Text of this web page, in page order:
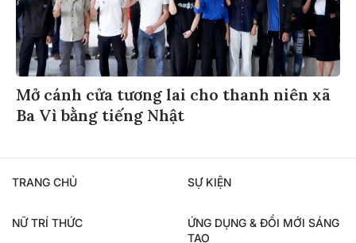
Mở cánh cửa tương lai cho thanh niên xã
Ba Vì bằng tiếng Nhật
TRANG CHỦ SỰ KIỆN
NỮ TRÍ THỨC
ỨNG DỤNG & ĐỔI MỚI SÁNG
TẠO